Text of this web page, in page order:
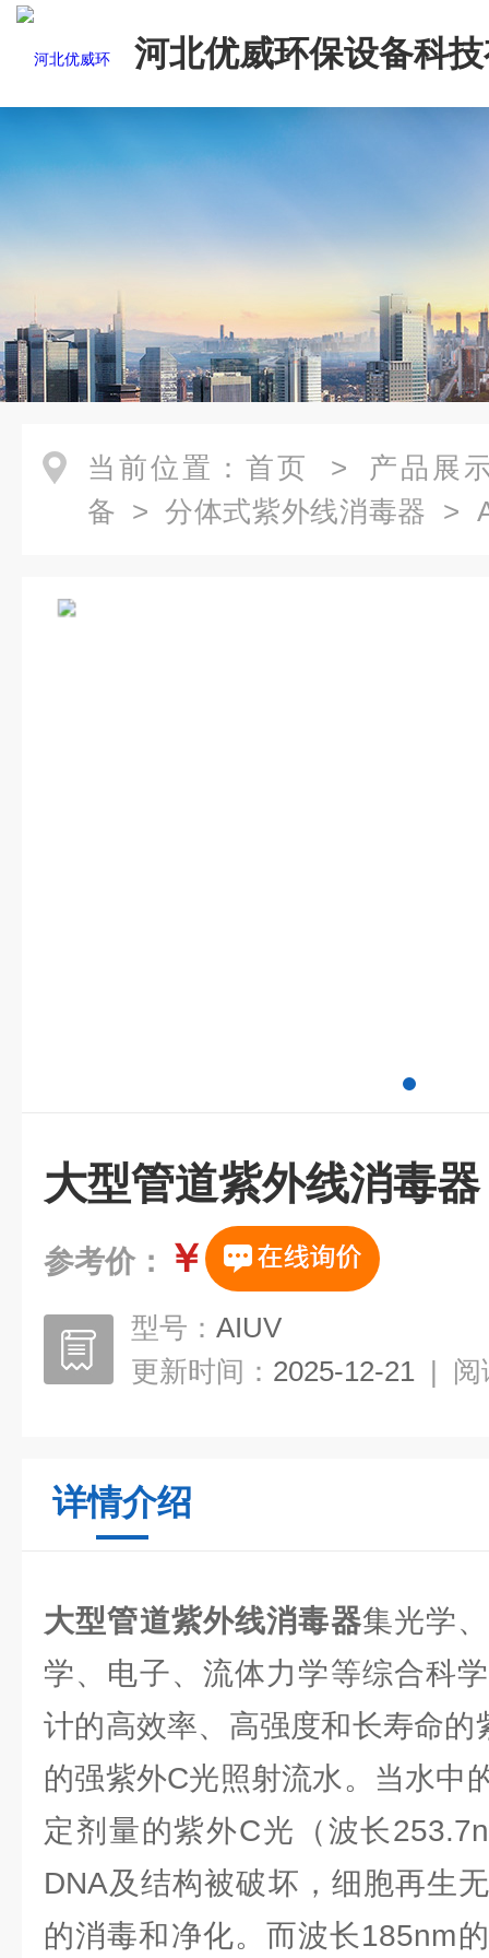
河北优威环保设备科
司
当前位置： 首页 > 产品展
备 > 分体式紫外线消毒器 >
大型管道紫外线消毒器
参考价： ￥
型号： AIUV
更新时间： 2025-12-21 | 阅
详情介绍
大型管道紫外线消毒器集光学
学、电子、流体力学等综合科
计的高效率、高强度和长寿命的
的强紫外C光照射流水。当水中
定剂量的紫外C光（波长
DNA及结构被破坏，细胞再生
的消毒和净化。而波长185nm